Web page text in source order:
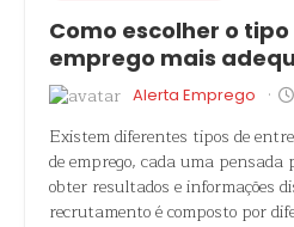
Como escolher o
emprego mais
Alerta Emprego ·
Existem diferentes tipos de
de emprego, cada uma pensada
obter resultados e informações
recrutamento é composto por